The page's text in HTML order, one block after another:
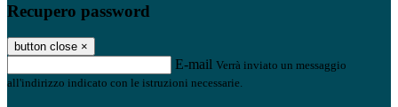
Recupero password
button close ×
E-mail Verrà inviato un messaggio
all'indirizzo indicato con le istruzioni necessarie.